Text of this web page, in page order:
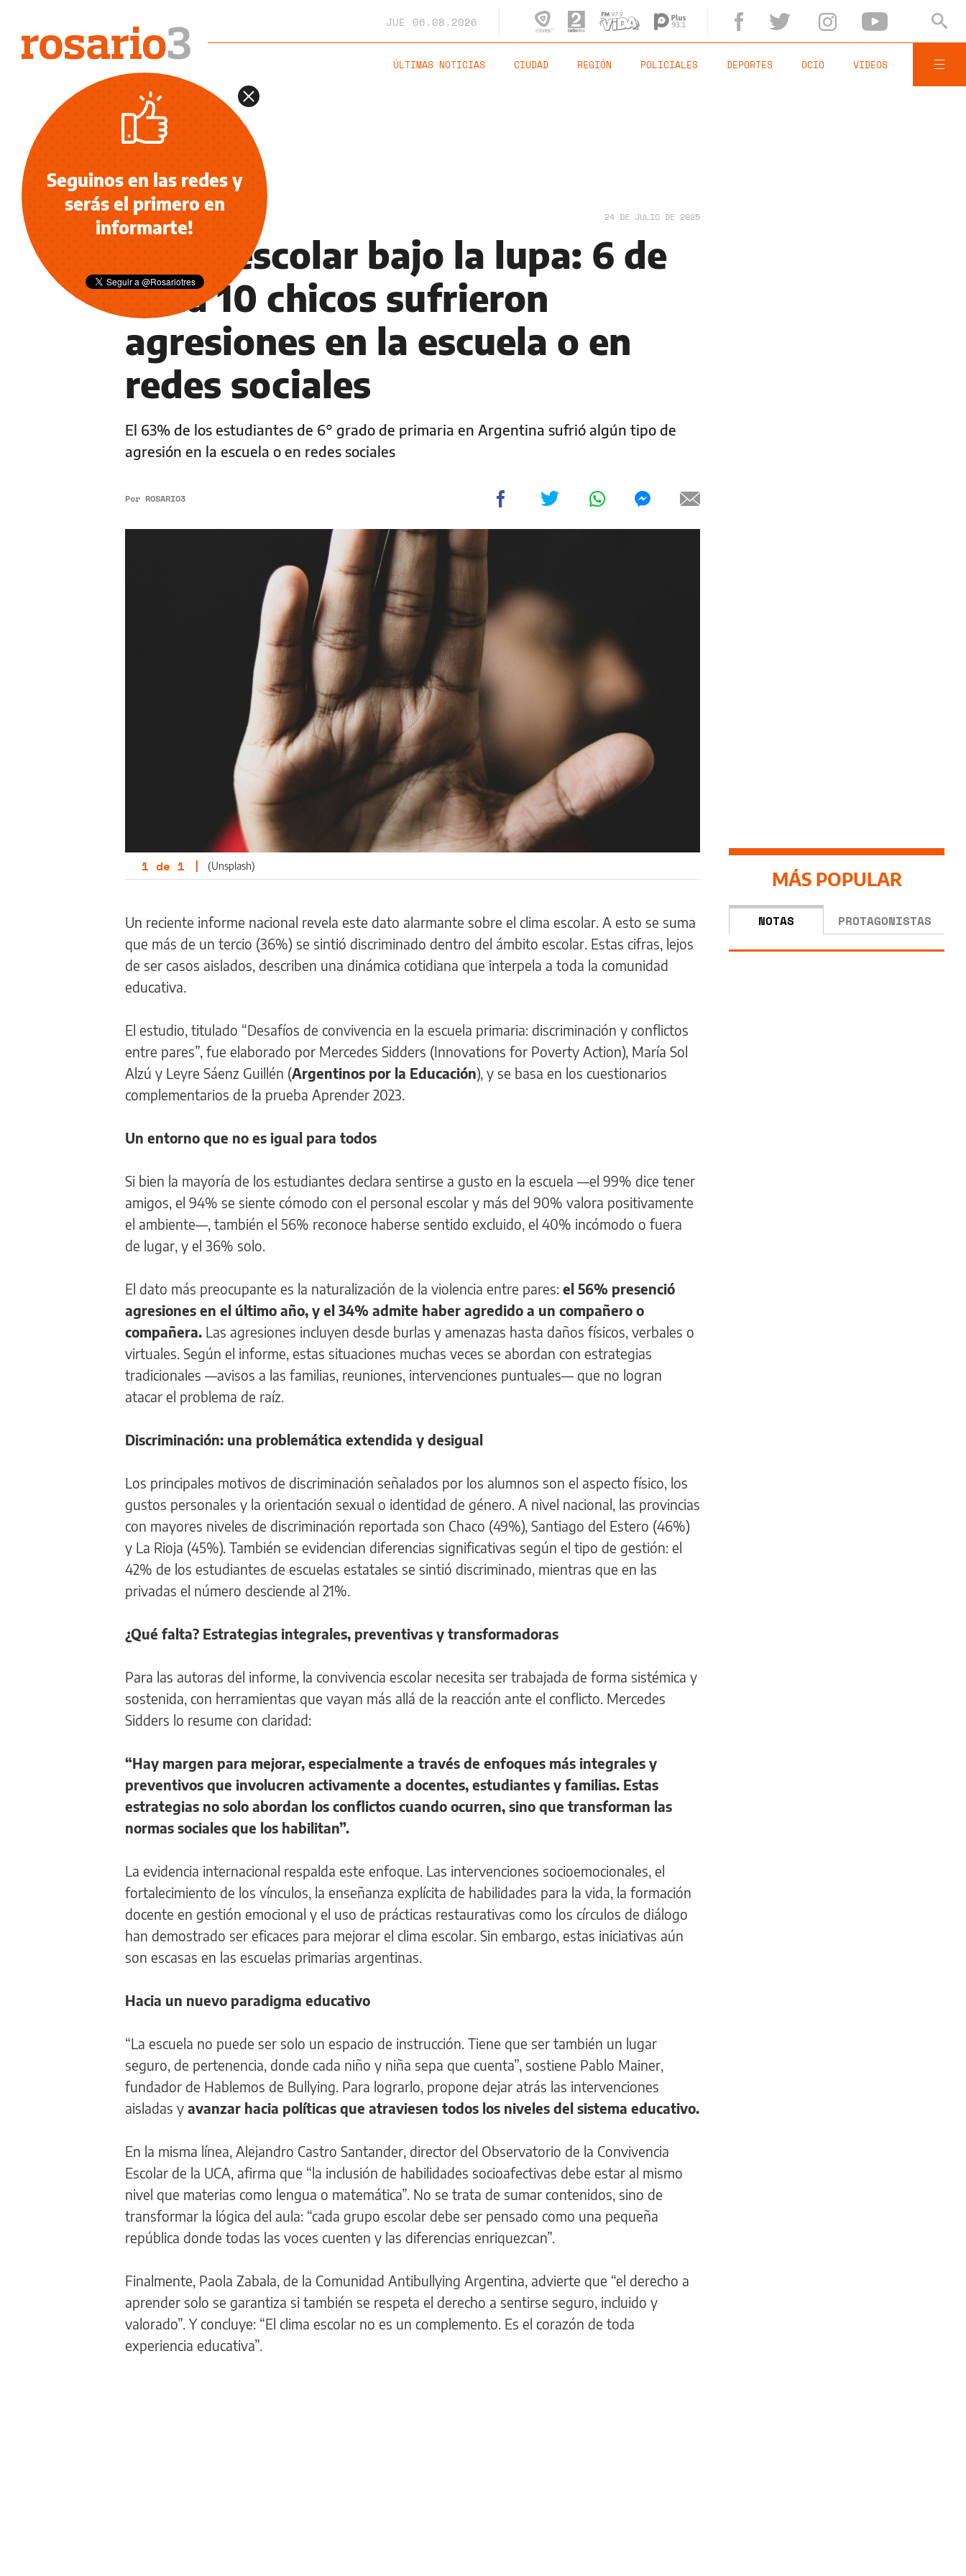
JUE 06.08.2026
ÚLTIMAS NOTICIAS CIUDAD REGIÓN POLICIALES DEPORTES OCIO VIDEOS
EDUCACIÓN 24 DE JULIO DE 2025
Clima escolar bajo la lupa: 6 de
cada 10 chicos sufrieron
agresiones en la escuela o en
redes sociales
El 63% de los estudiantes de 6° grado de primaria en Argentina sufrió algún tipo de
agresión en la escuela o en redes sociales
Por ROSARIO3
1 de 1 | (Unsplash)
Un reciente informe nacional revela este dato alarmante sobre el clima escolar. A esto se suma
que más de un tercio (36%) se sintió discriminado dentro del ámbito escolar. Estas cifras, lejos
de ser casos aislados, describen una dinámica cotidiana que interpela a toda la comunidad
educativa.
El estudio, titulado “Desafíos de convivencia en la escuela primaria: discriminación y conflictos
entre pares”, fue elaborado por Mercedes Sidders (Innovations for Poverty Action), María Sol
Alzú y Leyre Sáenz Guillén (Argentinos por la Educación), y se basa en los cuestionarios
complementarios de la prueba Aprender 2023.
Un entorno que no es igual para todos
Si bien la mayoría de los estudiantes declara sentirse a gusto en la escuela —el 99% dice tener
amigos, el 94% se siente cómodo con el personal escolar y más del 90% valora positivamente
el ambiente—, también el 56% reconoce haberse sentido excluido, el 40% incómodo o fuera
de lugar, y el 36% solo.
El dato más preocupante es la naturalización de la violencia entre pares: el 56% presenció
agresiones en el último año, y el 34% admite haber agredido a un compañero o
compañera. Las agresiones incluyen desde burlas y amenazas hasta daños físicos, verbales o
virtuales. Según el informe, estas situaciones muchas veces se abordan con estrategias
tradicionales —avisos a las familias, reuniones, intervenciones puntuales— que no logran
atacar el problema de raíz.
Discriminación: una problemática extendida y desigual
Los principales motivos de discriminación señalados por los alumnos son el aspecto físico, los
gustos personales y la orientación sexual o identidad de género. A nivel nacional, las provincias
con mayores niveles de discriminación reportada son Chaco (49%), Santiago del Estero (46%)
y La Rioja (45%). También se evidencian diferencias significativas según el tipo de gestión: el
42% de los estudiantes de escuelas estatales se sintió discriminado, mientras que en las
privadas el número desciende al 21%.
¿Qué falta? Estrategias integrales, preventivas y transformadoras
Para las autoras del informe, la convivencia escolar necesita ser trabajada de forma sistémica y
sostenida, con herramientas que vayan más allá de la reacción ante el conflicto. Mercedes
Sidders lo resume con claridad:
“Hay margen para mejorar, especialmente a través de enfoques más integrales y
preventivos que involucren activamente a docentes, estudiantes y familias. Estas
estrategias no solo abordan los conflictos cuando ocurren, sino que transforman las
normas sociales que los habilitan”.
La evidencia internacional respalda este enfoque. Las intervenciones socioemocionales, el
fortalecimiento de los vínculos, la enseñanza explícita de habilidades para la vida, la formación
docente en gestión emocional y el uso de prácticas restaurativas como los círculos de diálogo
han demostrado ser eficaces para mejorar el clima escolar. Sin embargo, estas iniciativas aún
son escasas en las escuelas primarias argentinas.
Hacia un nuevo paradigma educativo
“La escuela no puede ser solo un espacio de instrucción. Tiene que ser también un lugar
seguro, de pertenencia, donde cada niño y niña sepa que cuenta”, sostiene Pablo Mainer,
fundador de Hablemos de Bullying. Para lograrlo, propone dejar atrás las intervenciones
aisladas y avanzar hacia políticas que atraviesen todos los niveles del sistema educativo.
En la misma línea, Alejandro Castro Santander, director del Observatorio de la Convivencia
Escolar de la UCA, afirma que “la inclusión de habilidades socioafectivas debe estar al mismo
nivel que materias como lengua o matemática”. No se trata de sumar contenidos, sino de
transformar la lógica del aula: “cada grupo escolar debe ser pensado como una pequeña
república donde todas las voces cuenten y las diferencias enriquezcan”.
Finalmente, Paola Zabala, de la Comunidad Antibullying Argentina, advierte que “el derecho a
aprender solo se garantiza si también se respeta el derecho a sentirse seguro, incluido y
valorado”. Y concluye: “El clima escolar no es un complemento. Es el corazón de toda
experiencia educativa”.
MÁS POPULAR
NOTAS PROTAGONISTAS
Seguinos en las redes y
serás el primero en
informarte!